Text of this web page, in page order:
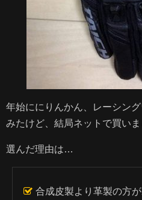
年始ににりんかん、レーシン
みたけど、結局ネットで買いま
選んだ理由は…
合成皮製より革製の方